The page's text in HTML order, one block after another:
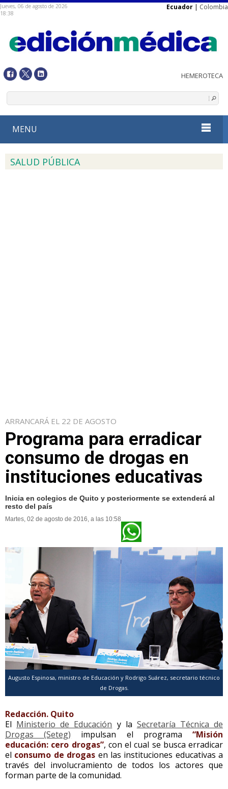
Jueves, 06 de agosto de 2026
18:38
Ecuador | Colombia
MENU
SALUD PÚBLICA
ARRANCARÁ EL 22 DE AGOSTO
Programa para erradicar
consumo de drogas en
instituciones educativas
Inicia en colegios de Quito y posteriormente se extenderá al
resto del país
Martes, 02 de agosto de 2016, a las 10:58
Augusto Espinosa, ministro de Educación y Rodrigo Suárez, secretario técnico
de Drogas.
Redacción. Quito
El Ministerio de Educación y la Secretaría Técnica de
Drogas (Seteg) impulsan el programa“Misión
educación: cero drogas”, con el cual se busca erradicar
el consumo de drogas en las instituciones educativas a
través del involucramiento de todos los actores que
forman parte de la comunidad.